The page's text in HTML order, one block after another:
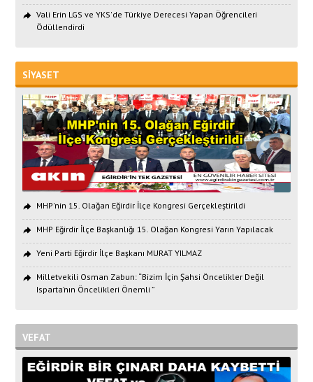
Vali Erin LGS ve YKS'de Türkiye Derecesi Yapan Öğrencileri
Ödüllendirdi
SİYASET
MHP'nin 15. Olağan Eğirdir İlçe Kongresi Gerçekleştirildi
MHP Eğirdir İlçe Başkanlığı 15. Olağan Kongresi Yarın Yapılacak
Yeni Parti Eğirdir İlçe Başkanı MURAT YILMAZ
Milletvekili Osman Zabun: “Bizim İçin Şahsi Öncelikler Değil
Isparta’nın Öncelikleri Önemli ”
VEFAT